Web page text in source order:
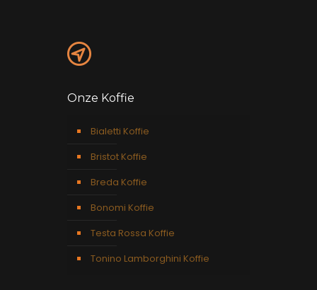
Onze Koffie
Bialetti Koffie
Bristot Koffie
Breda Koffie
Bonomi Koffie
Testa Rossa Koffie
Tonino Lamborghini Koffie